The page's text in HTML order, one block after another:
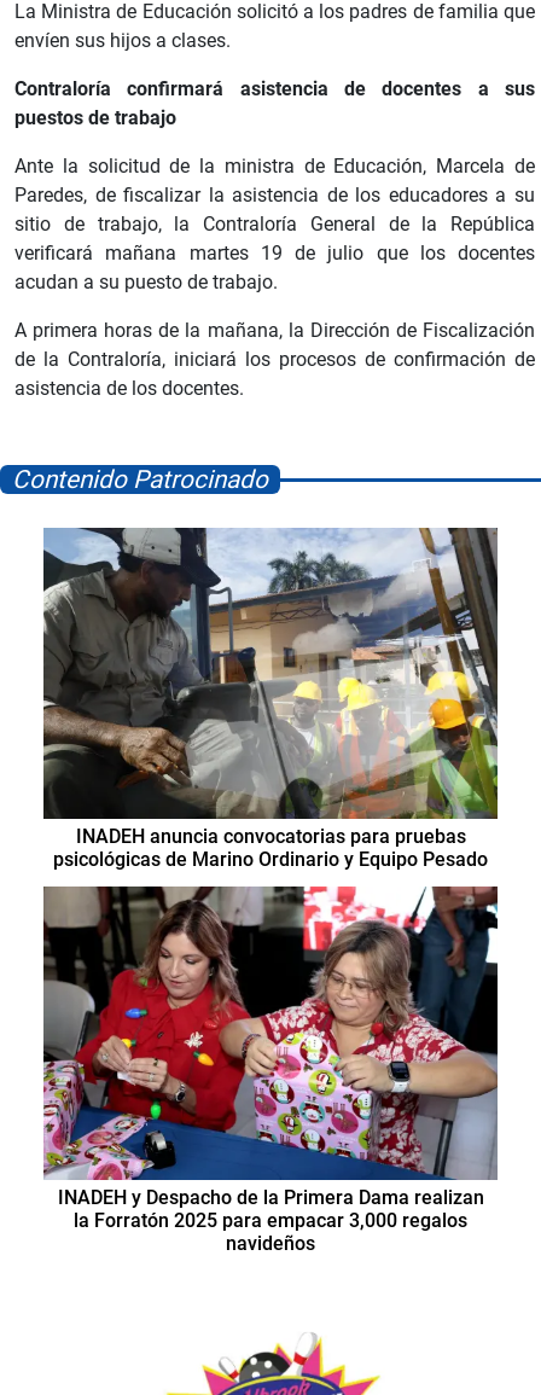
La Ministra de Educación solicitó a los padres de familia que
envíen sus hijos a clases.
Contraloría confirmará asistencia de docentes a sus
puestos de trabajo
Ante la solicitud de la ministra de Educación, Marcela de
Paredes, de fiscalizar la asistencia de los educadores a su
sitio de trabajo, la Contraloría General de la República
verificará mañana martes 19 de julio que los docentes
acudan a su puesto de trabajo.
A primera horas de la mañana, la Dirección de Fiscalización
de la Contraloría, iniciará los procesos de confirmación de
asistencia de los docentes.
Contenido Patrocinado
INADEH anuncia convocatorias para pruebas
psicológicas de Marino Ordinario y Equipo Pesado
INADEH y Despacho de la Primera Dama realizan
la Forratón 2025 para empacar 3,000 regalos
navideños